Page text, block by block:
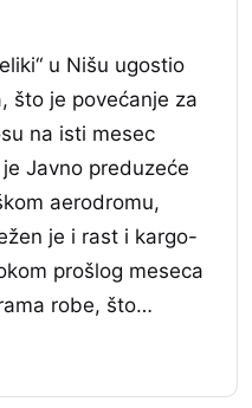
u Nišu ugostio
što je povećanje za
na isti mesec
Javno preduzeće
aerodromu,
je i rast i kargo-
prošlog meseca
robe, što…